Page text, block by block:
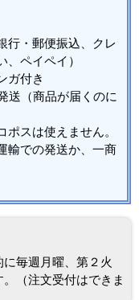
行・郵便振込、クレ
ペイペイ）
ガ付き
送（商品が届くのに
ポスは使えません。
輸での発送か、一商
に毎週月曜、第２火
（注文受付はできま